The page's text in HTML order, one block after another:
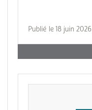
Publié le 18 juin 2026